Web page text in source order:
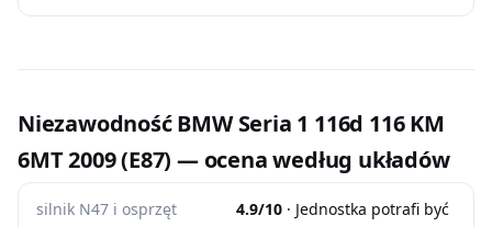
Niezawodność BMW Seria 1 116d 116 KM
6MT 2009 (E87) — ocena według układów
silnik N47 i osprzęt 4.9/10 · Jednostka potrafi być